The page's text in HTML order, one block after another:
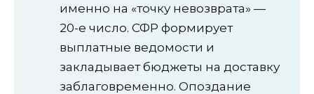
именно на «точку невозврата» —
20-е число. СФР формирует
выплатные ведомости и
закладывает бюджеты на доставку
заблаговременно. Опоздание